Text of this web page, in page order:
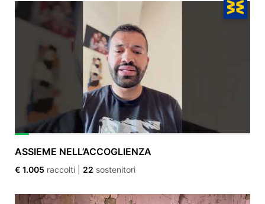
ASSIEME NELL’ACCOGLIENZA
€ 1.005 raccolti 22 sostenitori